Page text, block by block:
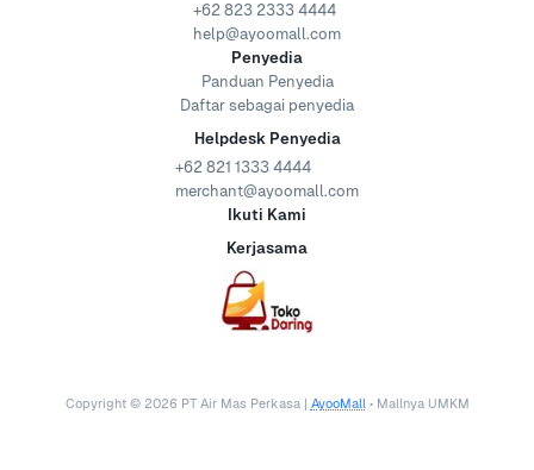
+62 823 2333 4444
help@ayoomall.com
Penyedia
Panduan Penyedia
Daftar sebagai penyedia
Helpdesk Penyedia
+62 821 1333 4444
merchant@ayoomall.com
Ikuti Kami
Kerjasama
Copyright © 2026 PT Air Mas Perkasa | AyooMall • Mallnya UMKM